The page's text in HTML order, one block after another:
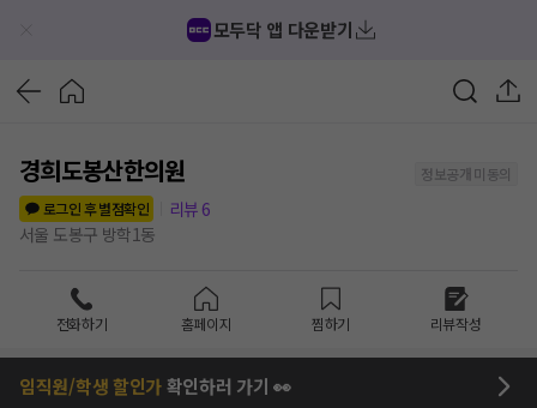
모두닥 앱 다운받기
경희도봉산한의원
정보공개 미동의
로그인 후 별점확인
리뷰 6
서울 도봉구 방학1동
전화하기 홈페이지 찜하기 리뷰작성
임직원/학생 할인가확인하러 가기 👀